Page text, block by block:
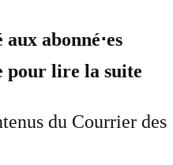
abonné⋅es
pour lire la suite
du Courrier des